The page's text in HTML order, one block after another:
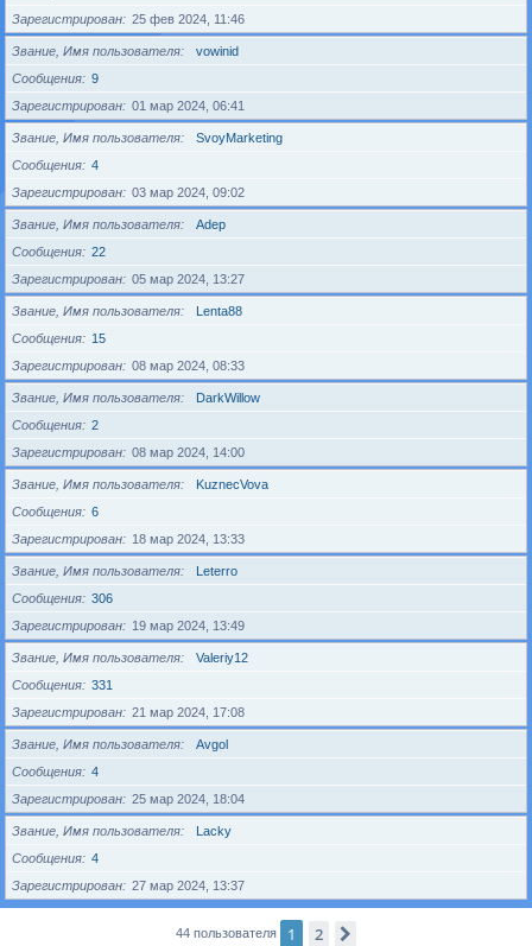
Зарегистрирован
25 фев 2024, 11:46
Звание, Имя пользователя
vowinid
Сообщения
9
Зарегистрирован
01 мар 2024, 06:41
Звание, Имя пользователя
SvoyMarketing
Сообщения
4
Зарегистрирован
03 мар 2024, 09:02
Звание, Имя пользователя
Adep
Сообщения
22
Зарегистрирован
05 мар 2024, 13:27
Звание, Имя пользователя
Lenta88
Сообщения
15
Зарегистрирован
08 мар 2024, 08:33
Звание, Имя пользователя
DarkWillow
Сообщения
2
Зарегистрирован
08 мар 2024, 14:00
Звание, Имя пользователя
KuznecVova
Сообщения
6
Зарегистрирован
18 мар 2024, 13:33
Звание, Имя пользователя
Leterro
Сообщения
306
Зарегистрирован
19 мар 2024, 13:49
Звание, Имя пользователя
Valeriy12
Сообщения
331
Зарегистрирован
21 мар 2024, 17:08
Звание, Имя пользователя
Avgol
Сообщения
4
Зарегистрирован
25 мар 2024, 18:04
Звание, Имя пользователя
Lacky
Сообщения
4
Зарегистрирован
27 мар 2024, 13:37
44 пользователя 1 2